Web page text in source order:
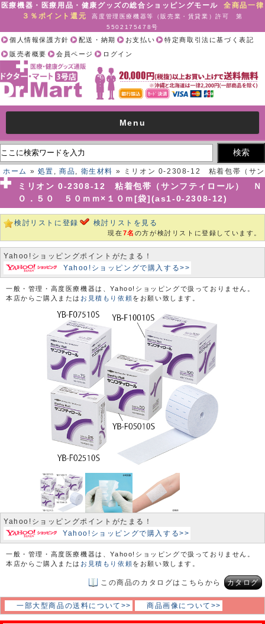
医療機器・医療用品・健康グッズの総合ショッピングモール全商品一律
３％ポイント還元
高度管理医療機器等（販売業・賃貸業）許可 第
5502175478号
個人情報保護方針 配送・納期 お支払い
特定商取引法に基づく表記
販売者概要
会員ページ ログイン
Menu
ホーム » 処置 ,商品, 衛生材料 » ミリオン 0-2308-12 粘着包帯（サン
フティロール） ＮＯ．５０ ５０ｍｍ×１０ｍ[袋](as1-0-2308-12)
ミリオン 0-2308-12 粘着包帯（サンフティロール） Ｎ
Ｏ．５０ ５０ｍｍ×１０ｍ[袋](as1-0-2308-12)
検討リストに登録 検討リストを見る
現在7名 の方が検討リストに登録しています。
Yahoo!ショッピングポイントがたまる！
Yahoo!ショッピングで購入する>>
一般・管理・高度医療機器は、Yahoo!ショッピングで扱っておりません。
本店からご購入または お見積もり依頼をお願い致します。
Yahoo!ショッピングポイントがたまる！
Yahoo!ショッピングで購入する>>
一般・管理・高度医療機器は、Yahoo!ショッピングで扱っておりません。
本店からご購入または お見積もり依頼をお願い致します。
この商品のカタログはこちらから カタログ
一部大型商品の送料について>> 商品画像について>>